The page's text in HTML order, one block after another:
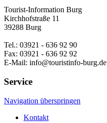
Tourist-Information Burg
Kirchhofstraße 11
39288 Burg
Tel.: 03921 - 636 92 90
Fax: 03921 - 636 92 92
E-Mail: info@touristinfo-burg.de
Service
Navigation überspringen
Kontakt